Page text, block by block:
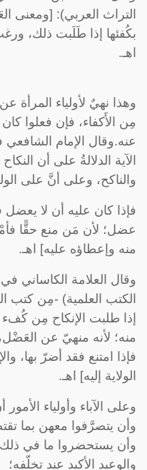
التراث العربي): [ومعنى
بكُفئها إذا طَلَبت ذلك،
اهـ.
وهذا نهيٌ لأولياء المرأة
مِن الأَكفاء، فإن فعلوا
الآية الدلالةُ على أن
والناكح، وعلى أنَّ على
فإذا كان عليه أن لا يعضل
عضل؛ لأن مَن منع حقًّا
منه وإعطاؤه عليه] اهـ.
الكتب العلمية) -مِن كتب
إذا طلبت الإنكاح مِن كُفء
منه؛ لأنه منهيّ عن
فإذا امتنع فقد أضرّ بها،
الولاية إليه] اهـ.
وعلى الآباء وأولياء
وأن يتصرَّفوا معهن بما
وأن يستحضروا ما في ذلك
والوعيد الأكيد عند تخلّفه؛